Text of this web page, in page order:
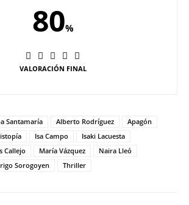
80%
VALORACIÓN FINAL
Santamaría Alberto Rodríguez
Apagón
Isa Campo
Isaki Lacuesta
Callejo María Vázquez
Naira Lleó
Sorogoyen Thriller